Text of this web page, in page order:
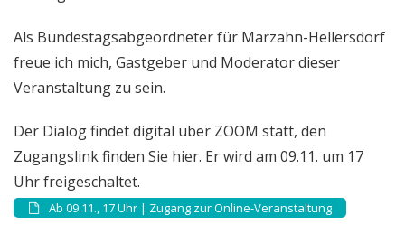
Als Bundestagsabgeordneter für Marzahn-Hellersdorf
freue ich mich, Gastgeber und Moderator dieser
Veranstaltung zu sein.
Der Dialog findet digital über ZOOM statt, den
Zugangslink finden Sie hier. Er wird am 09.11. um 17
Uhr freigeschaltet.
Ab 09.11., 17 Uhr | Zugang zur Online-Veranstaltung